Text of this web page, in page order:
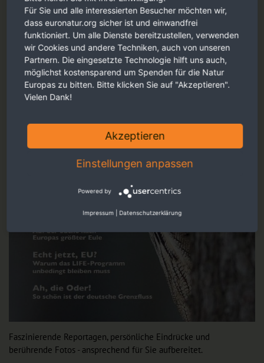
Faszinierende Reportagen, persönliche Eindrücke und
berührende Fotos - ansprechend für Sie aufbereitet.
Für Sie und alle interessierten Besucher möchten wir,
dass euronatur.org sicher ist und einwandfrei
funktioniert. Um alle Dienste bereitzustellen, verwenden
wir Cookies und andere Techniken, auch von unseren
Partnern. Die eingesetzte Technologie hilft uns auch,
möglichst kostensparend um Spenden für die Natur
Europas zu bitten. Bitte klicken Sie auf "Akzeptieren".
Vielen Dank!
Akzeptieren
Einstellungen anpassen
Powered by
Impressum Datenschutzerklärung